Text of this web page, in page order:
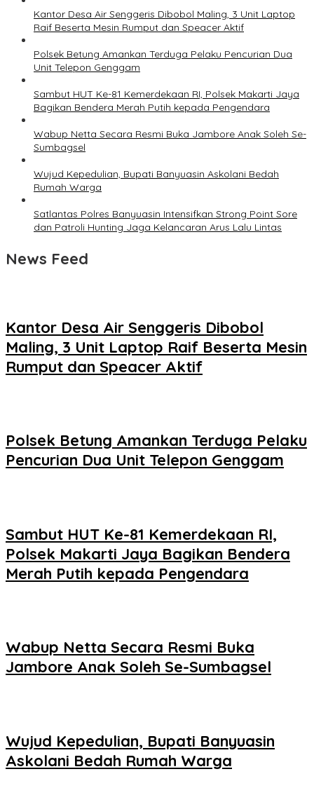
Kantor Desa Air Senggeris Dibobol Maling, 3 Unit Laptop
Raif Beserta Mesin Rumput dan Speacer Aktif
Polsek Betung Amankan Terduga Pelaku Pencurian Dua
Unit Telepon Genggam
Sambut HUT Ke-81 Kemerdekaan RI, Polsek Makarti Jaya
Bagikan Bendera Merah Putih kepada Pengendara
Wabup Netta Secara Resmi Buka Jambore Anak Soleh Se-
Sumbagsel
Wujud Kepedulian, Bupati Banyuasin Askolani Bedah
Rumah Warga
Satlantas Polres Banyuasin Intensifkan Strong Point Sore
dan Patroli Hunting Jaga Kelancaran Arus Lalu Lintas
News Feed
Kantor Desa Air Senggeris Dibobol
Maling, 3 Unit Laptop Raif Beserta Mesin
Rumput dan Speacer Aktif
Polsek Betung Amankan Terduga Pelaku
Pencurian Dua Unit Telepon Genggam
Sambut HUT Ke-81 Kemerdekaan RI,
Polsek Makarti Jaya Bagikan Bendera
Merah Putih kepada Pengendara
Wabup Netta Secara Resmi Buka
Jambore Anak Soleh Se-Sumbagsel
Wujud Kepedulian, Bupati Banyuasin
Askolani Bedah Rumah Warga